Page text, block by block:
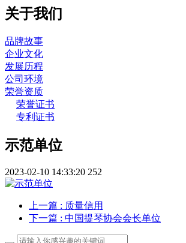
关于我们
品牌故事
企业文化
发展历程
公司环境
荣誉资质
荣誉证书
专利证书
示范单位
2023-02-10 14:33:20 252
上一篇 : 质量信用
下一篇 : 中国提琴协会会长单位